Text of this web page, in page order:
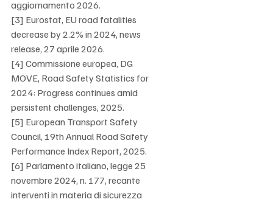
aggiornamento 2026.
[3] Eurostat, EU road fatalities
decrease by 2.2% in 2024, news
release, 27 aprile 2026.
[4] Commissione europea, DG
MOVE, Road Safety Statistics for
2024: Progress continues amid
persistent challenges, 2025.
[5] European Transport Safety
Council, 19th Annual Road Safety
Performance Index Report, 2025.
[6] Parlamento italiano, legge 25
novembre 2024, n. 177, recante
interventi in materia di sicurezza